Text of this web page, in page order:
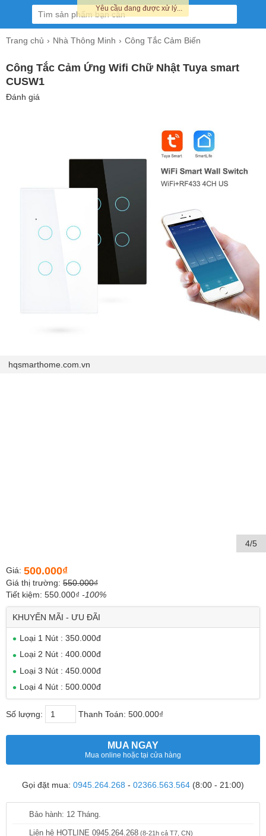
Trang chủ Nhà Thông Minh Công Tắc Cảm Biến
Công Tắc Cảm Ứng Wifi Chữ Nhật Tuya smart
CUSW1
Đánh giá
hqsmarthome.com.vn
4/5
Giá: 500.000₫
Giá thị trường: 550.000₫
Tiết kiệm: 550.000₫ -100%
KHUYẾN MÃI - ƯU ĐÃI
Loại 1 Nút : 350.000đ
Loại 2 Nút : 400.000đ
Loại 3 Nút : 450.000đ
Loại 4 Nút : 500.000đ
Số lượng: Thanh Toán: 500.000₫
MUA NGAY
Mua online hoặc tại cửa hàng
Gọi đặt mua: 0945.264.268 - 02366.563.564 (8:00 - 21:00)
Bảo hành: 12 Tháng.
Liên hệ HOTLINE 0945.264.268 (8-21h cả T7, CN)
Yêu cầu đang được xử lý...